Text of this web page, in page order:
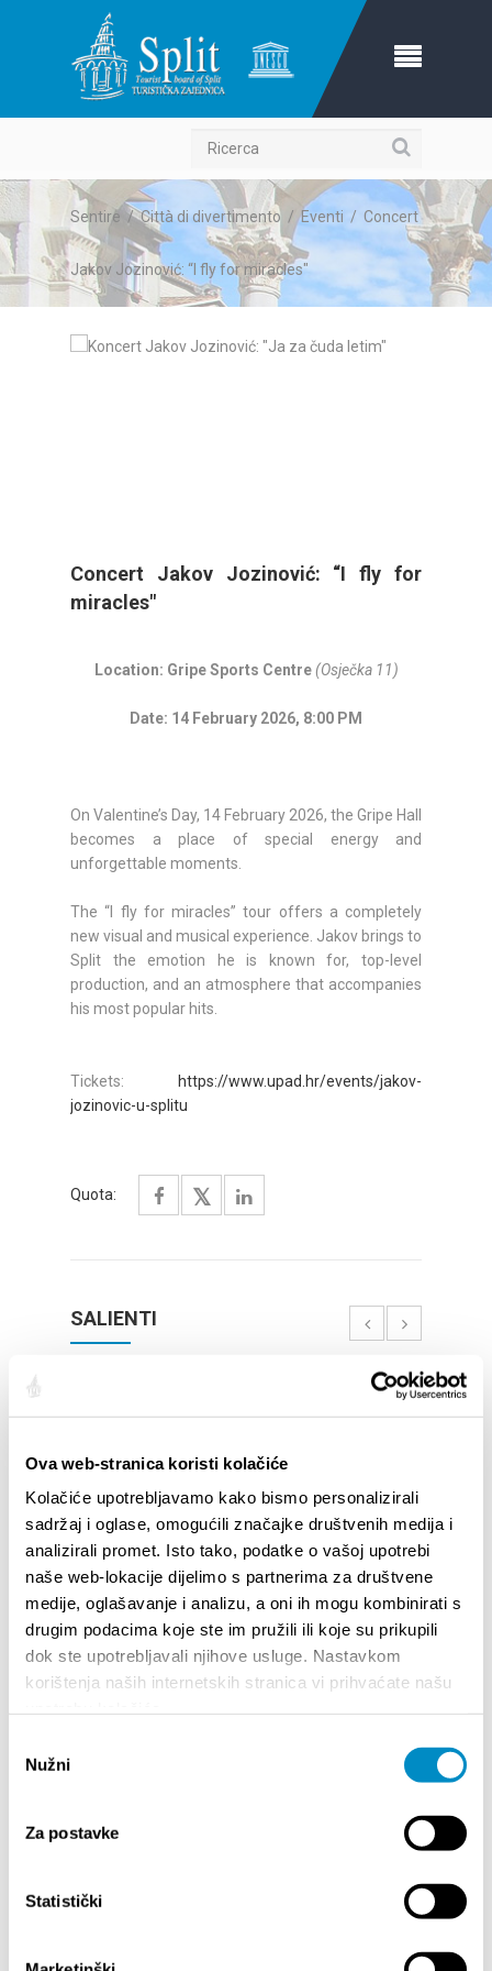
Ova web-stranica koristi kolačiće
Kolačiće upotrebljavamo kako bismo personalizirali
sadržaj i oglase, omogućili značajke društvenih medija i
analizirali promet. Isto tako, podatke o vašoj upotrebi
naše web-lokacije dijelimo s partnerima za društvene
medije, oglašavanje i analizu, a oni ih mogu kombinirati s
drugim podacima koje ste im pružili ili koje su prikupili
dok ste upotrebljavali njihove usluge. Nastavkom
korištenja naših internetskih stranica vi prihvaćate našu
pristanka
Nužni
Za postavke
Statistički
Ricerca
Sentire /Città di divertimento /Eventi / Concert
Jakov Jozinović: “I fly for miracles"
Concert Jakov Jozinović: “I fly for
miracles"
Location: Gripe Sports Centre(Osječka 11)
Date: 14 February 2026, 8:00 PM
On Valentine’s Day, 14 February 2026, the Gripe Hall
becomes a place of special energy and
unforgettable moments.
The “I fly for miracles” tour offers a completely
new visual and musical experience. Jakov brings to
Split the emotion he is known for, top-level
production, and an atmosphere that accompanies
his most popular hits.
Tickets:
https://www.upad.hr/events/jakov-
jozinovic-u-splitu
Quota:
SALIENTI
STUPA NA SNAGU POČETKOM 2027.- VAŽNA
INFORMACIJA – IZDAVANJE REGISTRACIJSKOG
BROJA